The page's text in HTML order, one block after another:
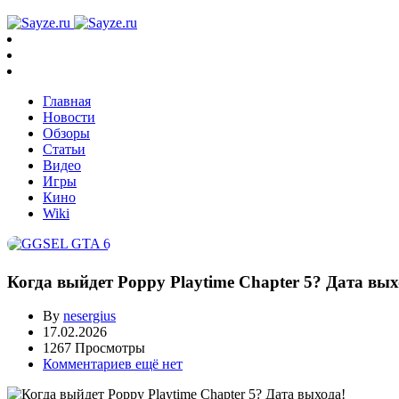
Главная
Новости
Обзоры
Статьи
Видео
Игры
Кино
Wiki
Когда выйдет Poppy Playtime Chapter 5? Дата
By nesergius
17.02.2026
1267 Просмотры
Комментариев ещё нет